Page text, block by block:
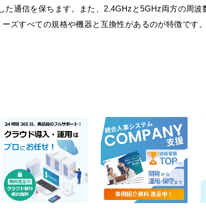
通信を保ちます。また、2.4GHzと5GHz両方の周波
ズすべての規格や機器と互換性があるのが特徴です